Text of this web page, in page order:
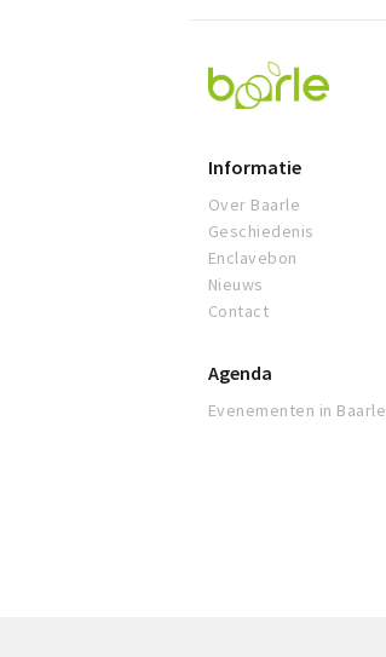
Visit
Baarle
Informatie
Over Baarle
Geschiedenis
Enclavebon
Nieuws
Contact
Agenda
Evenementen in Baarle